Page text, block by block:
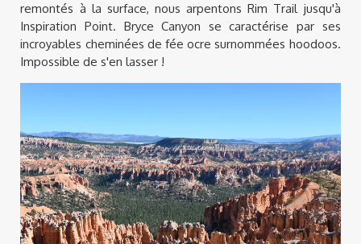
remontés à la surface, nous arpentons Rim Trail jusqu'à
Inspiration Point. Bryce Canyon se caractérise par ses
incroyables cheminées de fée ocre surnommées hoodoos.
Impossible de s'en lasser !